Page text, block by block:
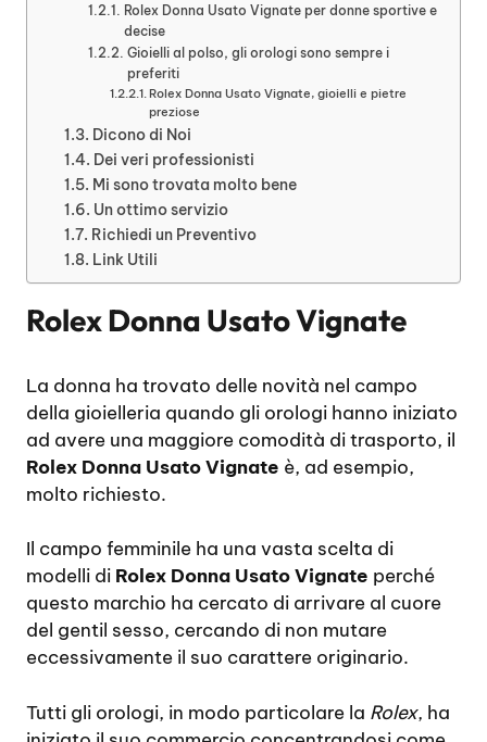
Rolex Donna Usato Vignate per donne sportive e
decise
Gioielli al polso, gli orologi sono sempre i
preferiti
Rolex Donna Usato Vignate, gioielli e pietre
preziose
Dicono di Noi
Dei veri professionisti
Mi sono trovata molto bene
Un ottimo servizio
Richiedi un Preventivo
Link Utili
Rolex Donna Usato Vignate
La donna ha trovato delle novità nel campo
della gioielleria quando gli orologi hanno iniziato
ad avere una maggiore comodità di trasporto, il
Rolex Donna Usato Vignate è, ad esempio,
molto richiesto.
Il campo femminile ha una vasta scelta di
modelli di Rolex Donna Usato Vignate perché
questo marchio ha cercato di arrivare al cuore
del gentil sesso, cercando di non mutare
eccessivamente il suo carattere originario.
Tutti gli orologi, in modo particolare la Rolex, ha